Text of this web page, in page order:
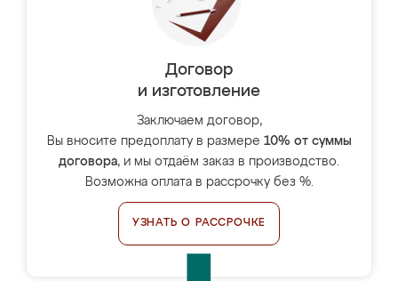
Договор
и изготовление
Заключаем договор,
Вы вносите предоплату в размере 10% от суммы
договора, и мы отдаём заказ в производство.
Возможна оплата в рассрочку без %.
УЗНАТЬ О РАССРОЧКЕ